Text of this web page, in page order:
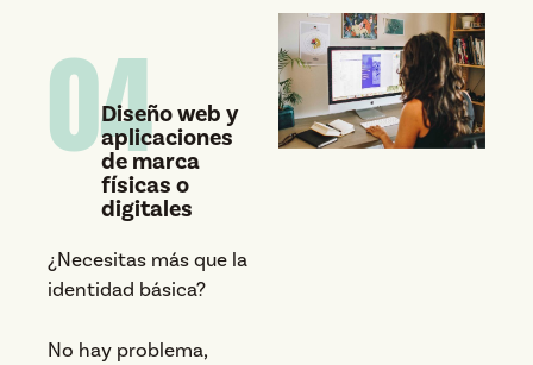
04Diseño web y
aplicaciones
de marca
físicas o
digitales
¿Necesitas más que la
identidad básica?
No hay problema,